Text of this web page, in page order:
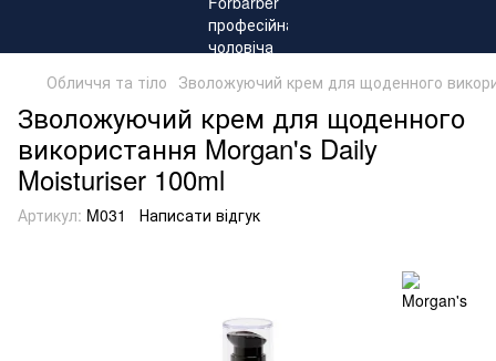
Обличчя та тіло Зволожуючий крем для щоденного
Зволожуючий крем для щоденного
використання Morgan's Daily
Moisturiser 100ml
Артикул: M031 Написати відгук